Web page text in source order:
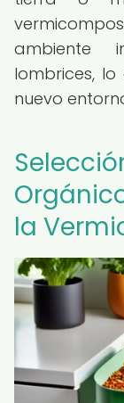
ambiente
lombrices,
nuevo
la